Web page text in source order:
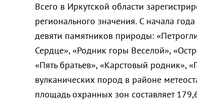
Всего в Иркутской области
регионального значения. С начала
девяти памятников природы:
Сердце», «Родник горы Веселой»,
«Пять братьев», «Карстовый родник»,
вулканических пород в районе
площадь охранных зон составляет